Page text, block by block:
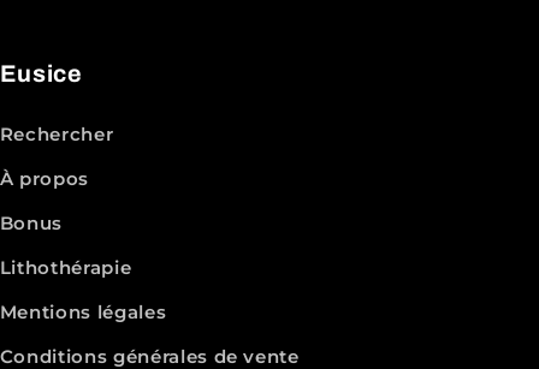
Eusice
Rechercher
À propos
Bonus
Lithothérapie
Mentions légales
Conditions générales de vente